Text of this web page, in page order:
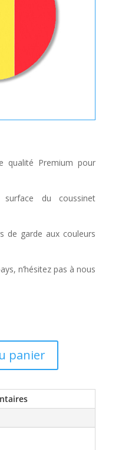
qualité Premium pour
du coussinet
de garde aux couleurs
n’hésitez pas à nous
panier